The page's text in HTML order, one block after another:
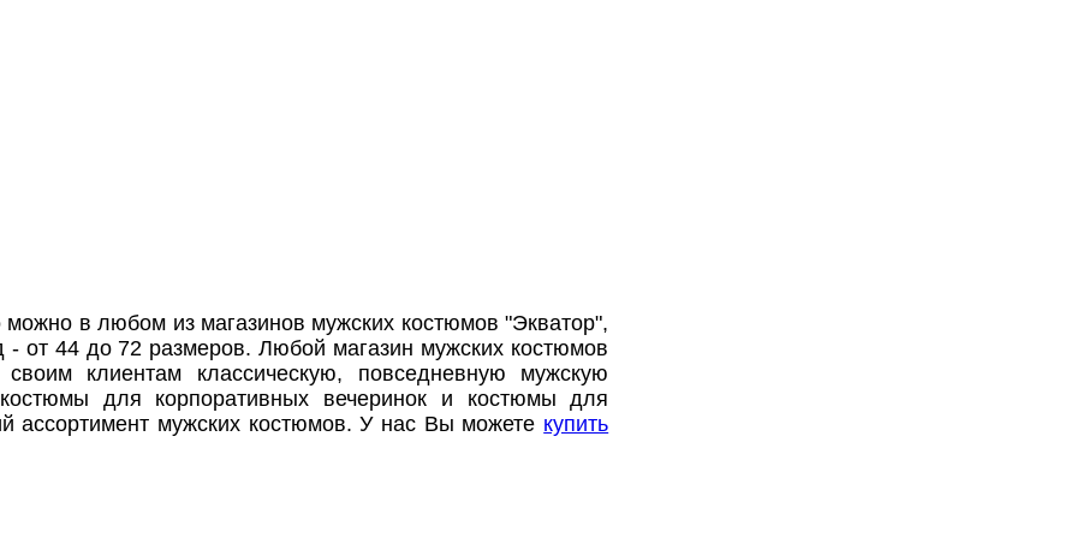
можно в любом из магазинов мужских костюмов "Экватор",
от 44 до 72 размеров. Любой магазин мужских костюмов
клиентам классическую, повседневную мужскую
для корпоративных вечеринок и костюмы для
ассортимент мужских костюмов. У нас Вы можете купить